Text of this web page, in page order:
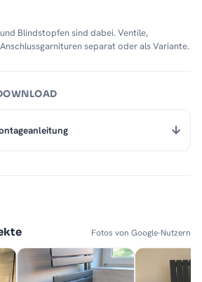
Blindstopfen sind dabei. Ventile,
separat oder als Variante.
Fotos von Google-Nutzern